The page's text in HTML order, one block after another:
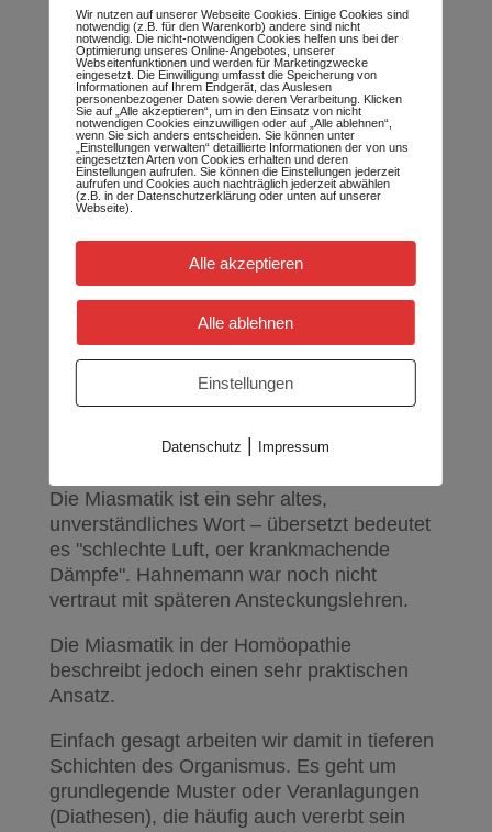
erlebbar und können ihre Wirkung im
gesamten Feld entfalten.
Was früher häufig auf Skepsis oder
Ablehnung stieß, wird heute zunehmend
angenommen. Diese Entwicklung freut mich
sehr. Sie eröffnet neue Möglichkeiten, die
feinstofflichen Aspekte der Homöopathie zu
erforschen und kreativ in die Praxis zu
dabei, wie meine Schülerinnen und Schüler
eigene Wege entwickeln, mit diesen subtilen
Heilimpulsen zu arbeiten. Auch ich lerne
Die Miasmatik als weiterer Schwerpunkt
Neben dem systemischen Denken (Der
auch regelmässig mit der Miasmatik.
Die Miasmatik ist ein sehr altes,
unverständliches Wort – übersetzt bedeutet
es "schlechte Luft, oer krankmachende
Dämpfe". Hahnemann war noch nicht
vertraut mit späteren Ansteckungslehren.
Die Miasmatik in der Homöopathie
beschreibt jedoch einen sehr praktischen
Ansatz.
Einfach gesagt arbeiten wir damit in tieferen
Schichten des Organismus. Es geht um
grundlegende Muster oder Veranlagungen
(Diathesen), die häufig auch vererbt sein
Wir nutzen auf unserer Webseite Cookies. Einige Cookies sind
notwendig (z.B. für den Warenkorb) andere sind nicht
notwendig. Die nicht-notwendigen Cookies helfen uns bei der
Optimierung unseres Online-Angebotes, unserer
Webseitenfunktionen und werden für Marketingzwecke
eingesetzt. Die Einwilligung umfasst die Speicherung von
Informationen auf Ihrem Endgerät, das Auslesen
personenbezogener Daten sowie deren Verarbeitung. Klicken
Sie auf „Alle akzeptieren“, um in den Einsatz von nicht
notwendigen Cookies einzuwilligen oder auf „Alle ablehnen“,
wenn Sie sich anders entscheiden. Sie können unter
„Einstellungen verwalten“ detaillierte Informationen der von uns
eingesetzten Arten von Cookies erhalten und deren
Einstellungen aufrufen. Sie können die Einstellungen jederzeit
aufrufen und Cookies auch nachträglich jederzeit abwählen
(z.B. in der Datenschutzerklärung oder unten auf unserer
Webseite).
Alle akzeptieren
Alle ablehnen
Einstellungen
Datenschutz Impressum